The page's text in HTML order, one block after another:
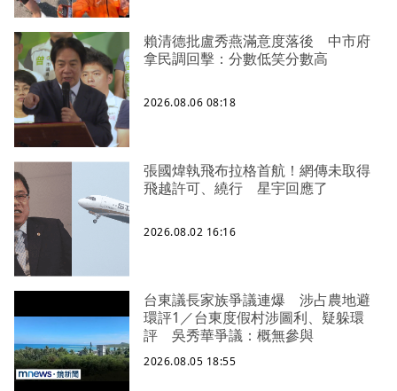
賴清德批盧秀燕滿意度落後 中市府
拿民調回擊：分數低笑分數高
2026.08.06 08:18
張國煒執飛布拉格首航！網傳未取得
飛越許可、繞行 星宇回應了
2026.08.02 16:16
台東議長家族爭議連爆 涉占農地避
環評1／台東度假村涉圖利、疑躲環
評 吳秀華爭議：概無參與
2026.08.05 18:55